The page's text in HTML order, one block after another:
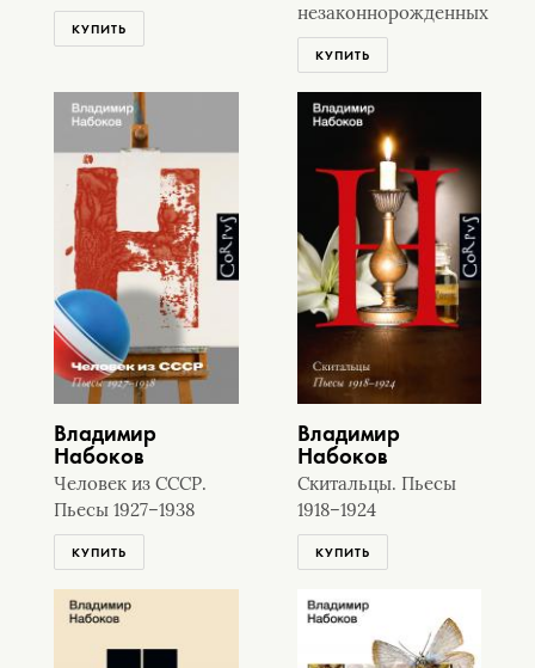
КУПИТЬ
незаконнорожденных
КУПИТЬ
Владимир
Набоков
Человек из СССР.
Пьесы 1927–1938
КУПИТЬ
Владимир
Набоков
Скитальцы. Пьесы
1918–1924
КУПИТЬ